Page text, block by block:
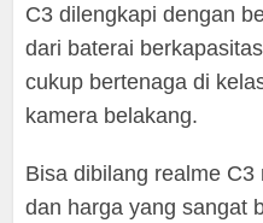
C3 dilengkapi dengan
dari baterai
cukup bertenaga di
kamera belakang.
Bisa dibilang realme
dan harga yang sangat